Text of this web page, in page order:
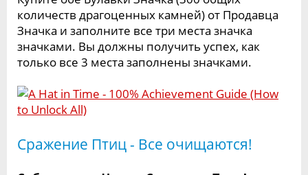
количеств драгоценных камней) от Продавца
Значка и заполните все три места значка
значками. Вы должны получить успех, как
только все 3 места заполнены значками.
Сражение Птиц - Все очищаются!